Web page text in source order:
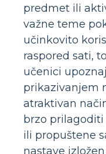
predmet ili
važne teme
učinkovito
raspored sati,
učenici
prikazivanjem
atraktivan
brzo
ili propuštene
nastave